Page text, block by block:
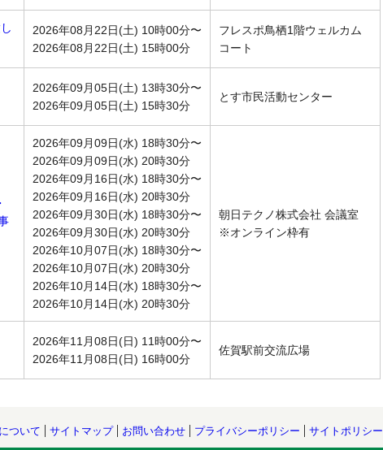
2026年08月22日(土) 10時00分〜
2026年08月22日(土) 15時00分
フレスポ鳥栖1階ウェルカム
コート
2026年09月05日(土) 13時30分〜
2026年09月05日(土) 15時30分
とす市民活動センター
2026年09月09日(水) 18時30分〜
2026年09月09日(水) 20時30分
2026年09月16日(水) 18時30分〜
2026年09月16日(水) 20時30分
2026年09月30日(水) 18時30分〜
2026年09月30日(水) 20時30分
2026年10月07日(水) 18時30分〜
2026年10月07日(水) 20時30分
2026年10月14日(水) 18時30分〜
2026年10月14日(水) 20時30分
朝日テクノ株式会社 会議室
※オンライン枠有
2026年11月08日(日) 11時00分〜
2026年11月08日(日) 16時00分
佐賀駅前交流広場
ついて サイトマップ お問い合わせ プライバシーポリシー サイトポリシー